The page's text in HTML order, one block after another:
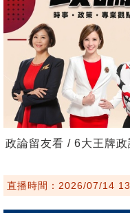
政論留友看 / 6大王牌
直播時間：2026/07/14